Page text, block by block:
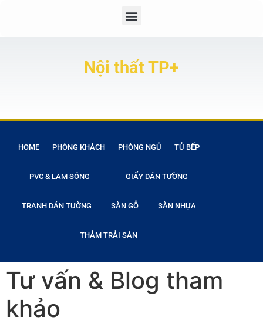
Nội thất TP+
HOME PHÒNG KHÁCH PHÒNG NGỦ TỦ BẾP
PVC & LAM SÓNG GIẤY DÁN TƯỜNG
TRANH DÁN TƯỜNG SÀN GỖ SÀN NHỰA
THẢM TRẢI SÀN
Tư vấn & Blog tham
khảo